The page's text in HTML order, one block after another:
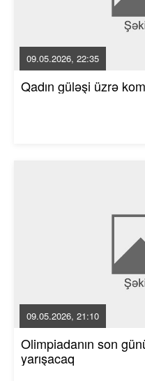
09.05.2026, 22:35
Qadın güləşi üzrə
09.05.2026, 21:10
Olimpiadanın son
yarışacaq